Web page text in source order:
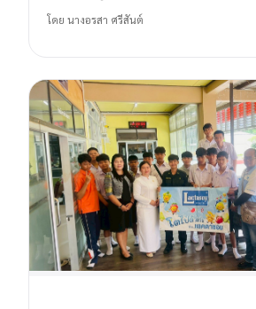
โดย นางอรสา ศรีสันต์